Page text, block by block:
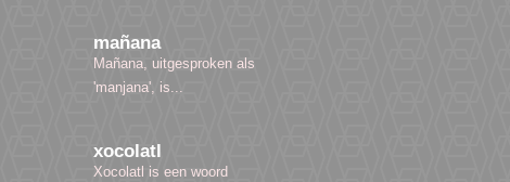
mañana
Mañana, uitgesproken als
'manjana', is...
xocolatl
Xocolatl is een woord